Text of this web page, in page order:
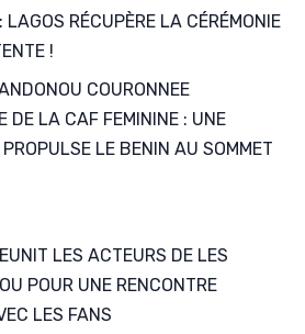
RÉCUPÈRE LA CÉRÉMONIE
!
COURONNEE
DE LA CAF FEMININE : UNE
LE BENIN AU SOMMET
LES ACTEURS DE LES
POUR UNE RENCONTRE
LES FANS